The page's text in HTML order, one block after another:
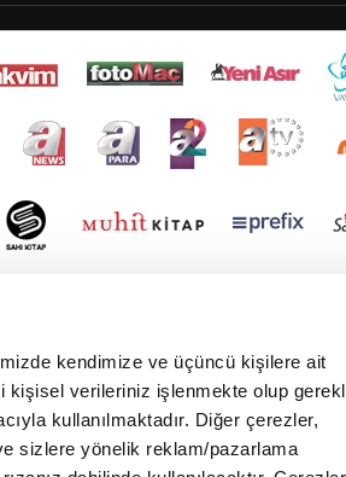
kendimize ve üçüncü kişilere ait
kişisel verileriniz işlenmekte olup
kullanılmaktadır. Diğer çerezler,
sizlere yönelik reklam/pazarlama